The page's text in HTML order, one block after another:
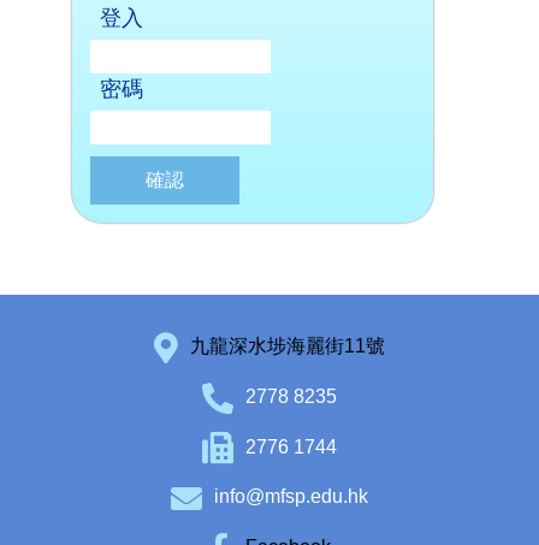
登入
密碼
九龍深水埗海麗街11號
2778 8235
2776 1744
info@mfsp.edu.hk